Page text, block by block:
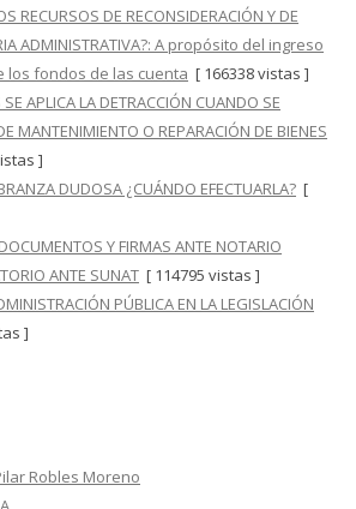
RECURSOS DE RECONSIDERACIÓN Y DE
ADMINISTRATIVA?: A propósito del ingreso
los fondos de las cuenta [ 166338 vistas ]
APLICA LA DETRACCIÓN CUANDO SE
MANTENIMIENTO O REPARACIÓN DE BIENES
]
DUDOSA ¿CUÁNDO EFECTUARLA? [
Y FIRMAS ANTE NOTARIO
ANTE SUNAT [ 114795 vistas ]
PÚBLICA EN LA LEGISLACIÓN
]
Robles Moreno